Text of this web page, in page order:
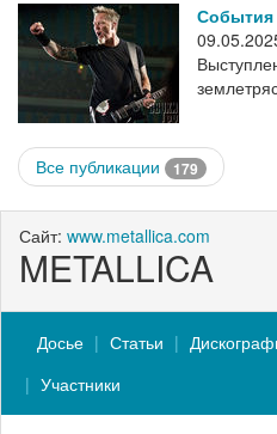
События
Все публикации 179
Сайт: www.metallica.com
METALLICA
Досье Статьи
Участники